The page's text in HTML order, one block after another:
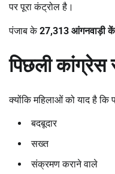
पर पूरा कंट्रोल है।
पंजाब के27,313 आंगनवाड़ी
पिछली कांग्रेस
क्योंकि महिलाओं को याद है कि
बदबूदार
सख्त
संक्रमण कराने वाले